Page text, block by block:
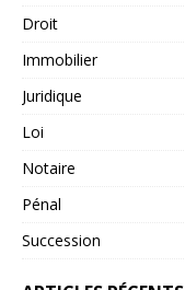
Droit
Immobilier
Juridique
Loi
Notaire
Pénal
Succession